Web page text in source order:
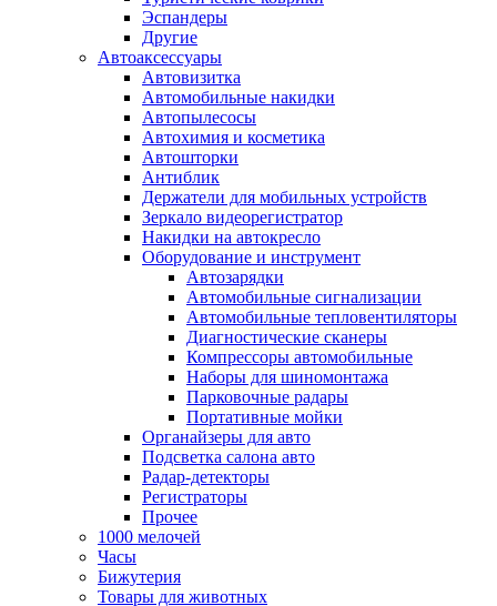
Эспандеры
Другие
Автоаксессуары
Автовизитка
Автомобильные накидки
Автопылесосы
Автохимия и косметика
Автошторки
Антиблик
Держатели для мобильных устройств
Зеркало видеорегистратор
Накидки на автокресло
Оборудование и инструмент
Автозарядки
Автомобильные сигнализации
Автомобильные тепловентиляторы
Диагностические сканеры
Компрессоры автомобильные
Наборы для шиномонтажа
Парковочные радары
Портативные мойки
Органайзеры для авто
Подсветка салона авто
Радар-детекторы
Регистраторы
Прочее
1000 мелочей
Часы
Бижутерия
Товары для животных